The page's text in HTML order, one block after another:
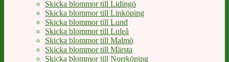
Skicka blommor till Lidingö
Skicka blommor till Linköping
Skicka blommor till Lund
Skicka blommor till Luleå
Skicka blommor till Malmö
Skicka blommor till Märsta
Skicka blommor till Norrköping